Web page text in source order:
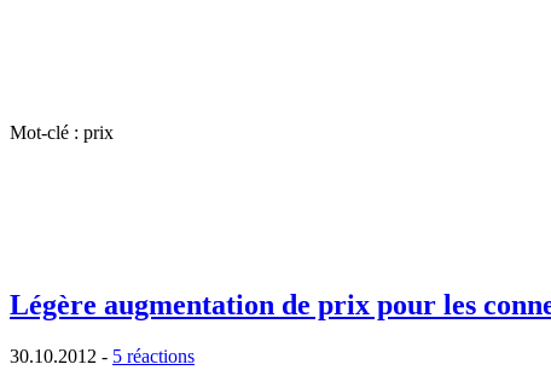
Mot-clé : prix
Légère augmentation de prix pour les
30.10.2012 - 5 réactions